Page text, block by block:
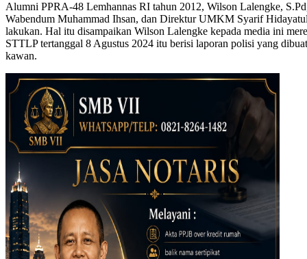
Alumni PPRA-48 Lemhannas RI tahun 2012, Wilson Lalengke,
Wabendum Muhammad Ihsan, dan Direktur UMKM Syarif
lakukan. Hal itu disampaikan Wilson Lalengke kepada media ini
STTLP tertanggal 8 Agustus 2024 itu berisi laporan polisi yang
kawan.